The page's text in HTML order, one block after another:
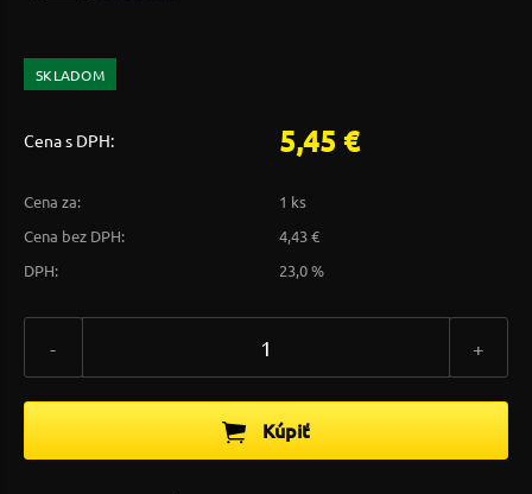
SKLADOM
Cena s DPH: 5,45 €
Cena za:
1 ks
Cena bez DPH:
4,43 €
DPH:
23,0 %
- +
Kúpiť